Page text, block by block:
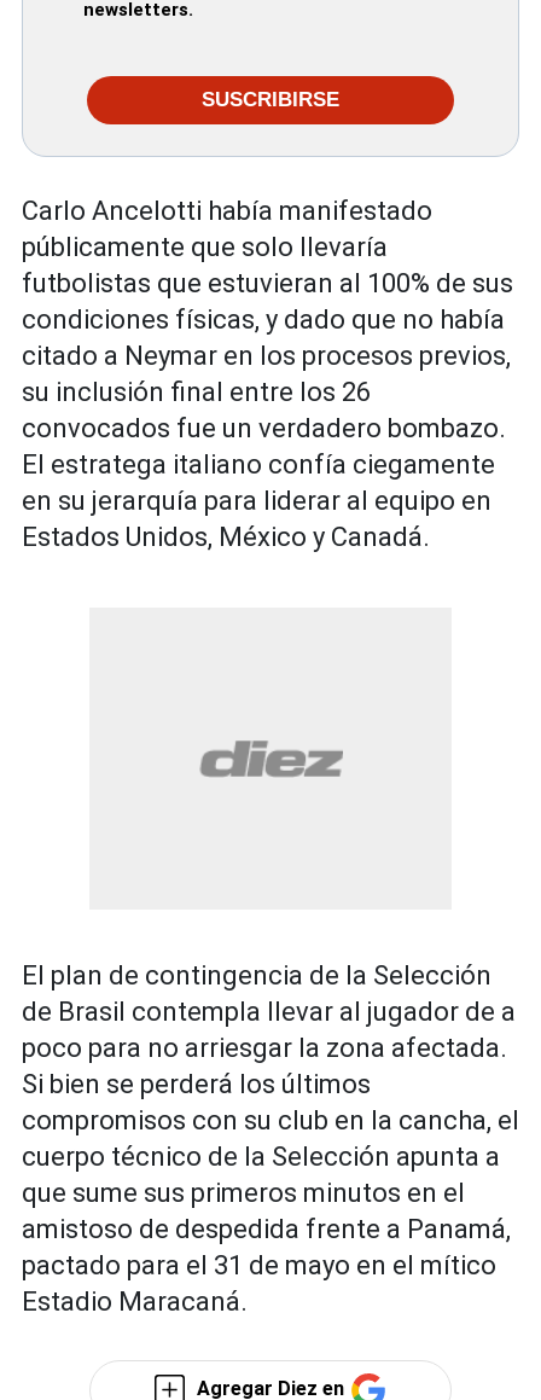
newsletters.
SUSCRIBIRSE
Carlo Ancelotti había manifestado
públicamente que solo llevaría
futbolistas que estuvieran al 100% de sus
condiciones físicas, y dado que no había
citado a Neymar en los procesos previos,
su inclusión final entre los 26
convocados fue un verdadero bombazo.
El estratega italiano confía ciegamente
en su jerarquía para liderar al equipo en
Estados Unidos, México y Canadá.
El plan de contingencia de la Selección
de Brasil contempla llevar al jugador de a
poco para no arriesgar la zona afectada.
Si bien se perderá los últimos
compromisos con su club en la cancha, el
cuerpo técnico de la Selección apunta a
que sume sus primeros minutos en el
amistoso de despedida frente a Panamá,
pactado para el 31 de mayo en el mítico
Estadio Maracaná.
Agregar Diez en